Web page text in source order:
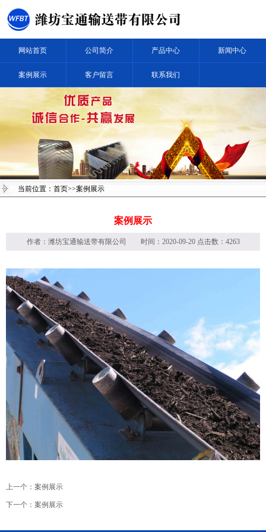
网站首页 公司简介 产品中心 新闻中心
案例展示 客户留言 联系我们
当前位置： 首页>>案例展示
案例展示
作者： 潍坊宝通输送带有限公司 时间：2020-09-20 点击数：4263
上一个： 案例展示
下一个： 案例展示